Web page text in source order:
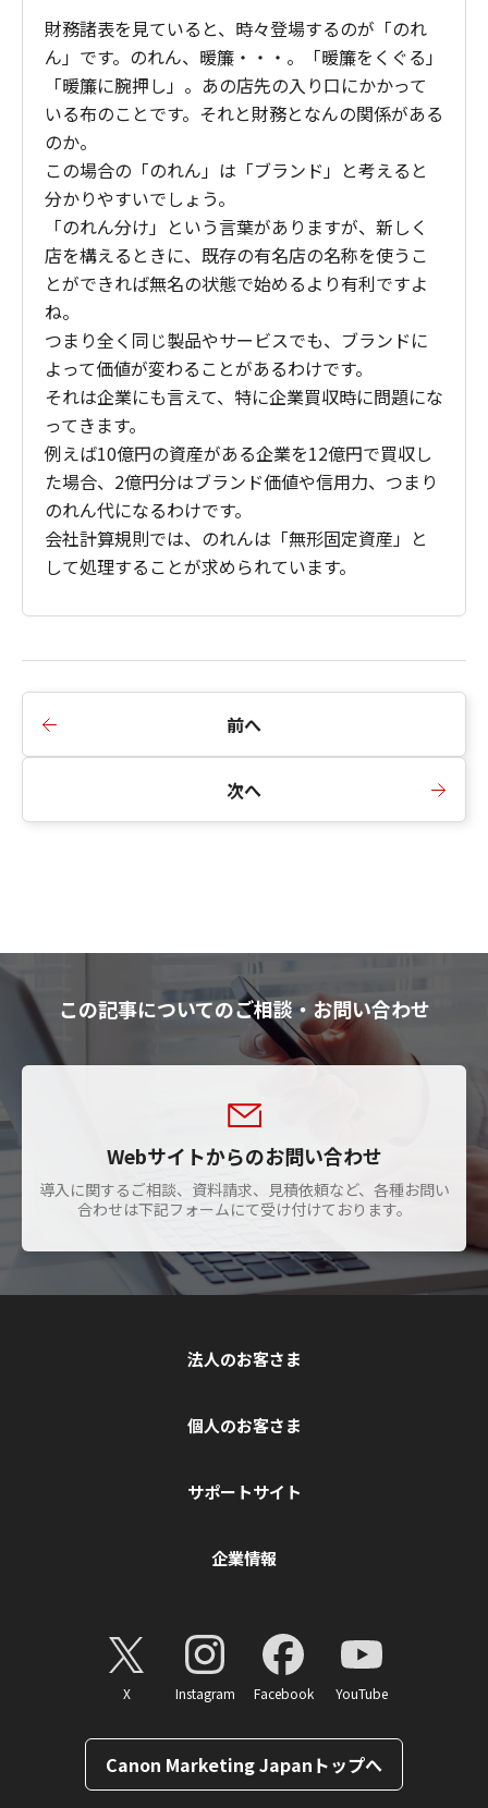
財務諸表を見ていると、時々登場するのが「のれ
ん」です。のれん、暖簾・・・。「暖簾をくぐる」
「暖簾に腕押し」。あの店先の入り口にかかって
いる布のことです。それと財務となんの関係がある
のか。
この場合の「のれん」は「ブランド」と考えると
分かりやすいでしょう。
「のれん分け」という言葉がありますが、新しく
店を構えるときに、既存の有名店の名称を使うこ
とができれば無名の状態で始めるより有利ですよ
ね。
つまり全く同じ製品やサービスでも、ブランドに
よって価値が変わることがあるわけです。
それは企業にも言えて、特に企業買収時に問題にな
ってきます。
例えば10億円の資産がある企業を12億円で買収し
た場合、2億円分はブランド価値や信用力、つまり
のれん代になるわけです。
会社計算規則では、のれんは「無形固定資産」と
して処理することが求められています。
前へ
次へ
この記事についてのご相談・お問い合わせ
Webサイトからのお問い合わせ
導入に関するご相談、資料請求、見積依頼など、各種お問い
合わせは下記フォームにて受け付けております。
法人のお客さま
個人のお客さま
サポートサイト
企業情報
X Instagram Facebook YouTube
Canon Marketing Japanトップへ